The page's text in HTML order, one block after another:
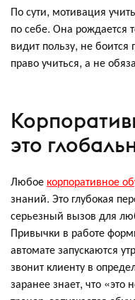
По сути, мотивация
по себе. Она рождается
видит пользу, не
право учиться, а не
это
Любое корпоративное
знаний. Это глубокая
серьезный вызов для
Привычки в работе
автомате запускаются
звонит клиенту в
заранее знает, что «это